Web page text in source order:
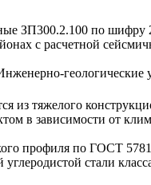
ЗП300.2.100 по шифру
с расчетной
из тяжелого
в зависимости от
профиля по ГОСТ
углеродистой стали